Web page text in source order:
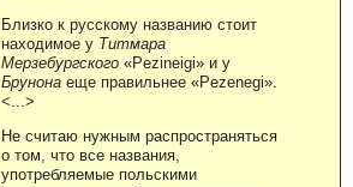
Близко к русскому названию стоит
находимое у Титмара
Мерзебургского «Pezineigi» и у
Брунона еще правильнее «Pezenegi».
<...>
Не считаю нужным распространяться
о том, что все названия,
употребляемые польскими